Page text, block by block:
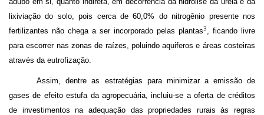
lixiviação do solo, pois cerca de 60,0% do nitrogênio presente nos
fertilizantes não chega a ser incorporado pelas plantas3
, ficando livre
para escorrer nas zonas de raízes, poluindo aquiferos e áreas costeiras
através da eutrofização.
Assim, dentre as estratégias para minimizar a emissão de
gases de efeito estufa da agropecuária, incluiu-se a oferta de créditos
de investimentos na adequação das propriedades rurais às regras